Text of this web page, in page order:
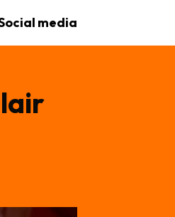
media